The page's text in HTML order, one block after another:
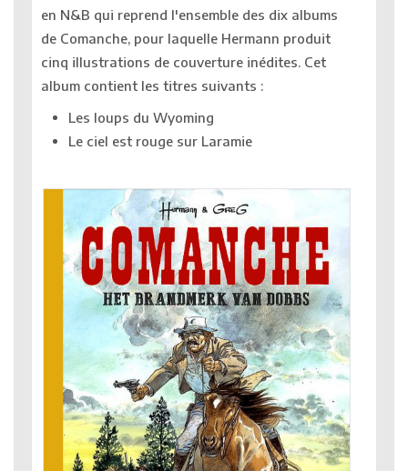
en N&B qui reprend l'ensemble des dix albums
de Comanche, pour laquelle Hermann produit
cinq illustrations de couverture inédites. Cet
album contient les titres suivants :
Les loups du Wyoming
Le ciel est rouge sur Laramie